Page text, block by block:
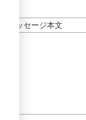
メッセージ本文